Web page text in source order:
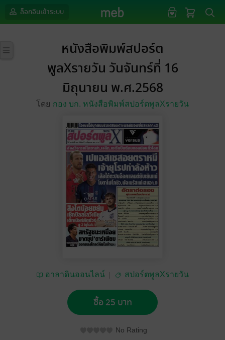
ล็อกอินเข้าระบบ
หนังสือพิมพ์สปอร์ต
พูลXรายวัน วันจันทร์ที่ 16
มิถุนายน พ.ศ.2568
โดย กอง บก. หนังสือพิมพ์สปอร์ตพูลXรายวัน
อาลาดินออนไลน์ สปอร์ตพูลXรายวัน
ซื้อ 25 บาท
No Rating